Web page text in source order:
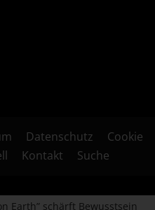
Datenschutz
Cookie
Kontakt Suche
Earth” schärft Bewusstsein